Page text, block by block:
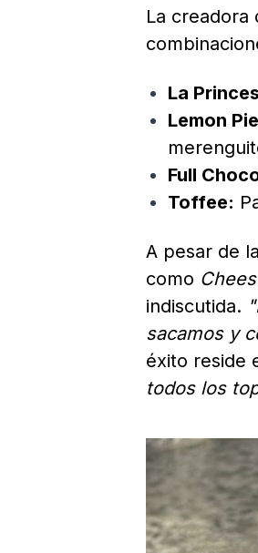
La creadora
La
Lemon
Full
Toffee:
A pesar de
como
indiscutida.
sacamos y
éxito reside
todos los